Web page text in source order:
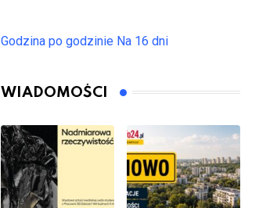
Godzina po godzinie Na 16 dni
WIADOMOŚCI